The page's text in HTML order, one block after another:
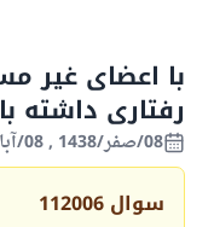
با اعضای غیر
رفتاری داشته
08/صفر/1438 , 08/آبان/2016
سوال 112006